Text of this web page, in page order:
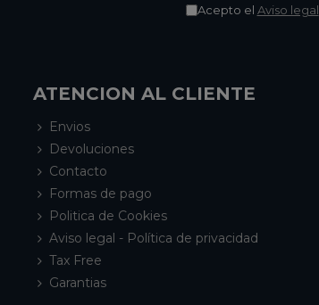
Acepto el Aviso legal
ATENCION AL CLIENTE
Envios
Devoluciones
Contacto
Formas de pago
Politica de Cookies
Aviso legal - Política de privacidad
Tax Free
Garantias